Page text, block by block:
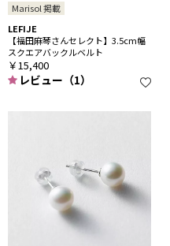
Marisol 掲載
LEFIJE
【福田麻琴さんセレクト】3.5cm幅
スクエアバックルベルト
￥15,400
レビュー（1）